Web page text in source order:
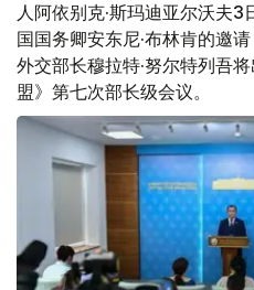
人阿依别克·斯玛迪亚尔沃夫
国国务卿安东尼·布林肯的邀
外交部长穆拉特·努尔特列吾
盟》第七次部长级会议。